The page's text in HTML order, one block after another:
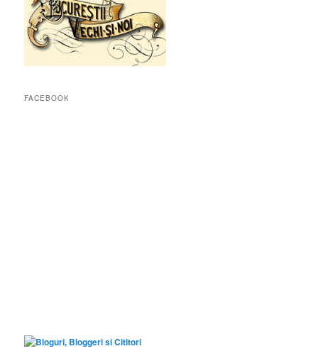
FACEBOOK